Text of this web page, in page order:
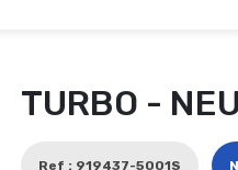
TURBO -
Ref : 919437-5001S